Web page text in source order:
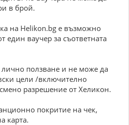
в брой.
на Helikon.bg е възможно
един ваучер за съответната
лично ползване и не може да
цели /включително
разрешение от Хеликон.
покритие на чек,
карта.